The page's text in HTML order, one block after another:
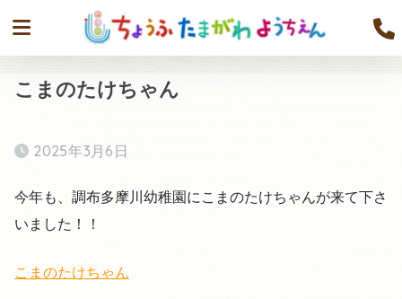
こまのたけちゃん
2025年3月6日
今年も、調布多摩川幼稚園にこまのたけちゃんが来て下さ
いました！！
こまのたけちゃん